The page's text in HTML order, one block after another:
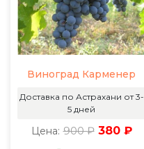
Виноград Карменер
Доставка по Астрахани от 3-
5 дней
Цена: 900 ₽ 380 ₽